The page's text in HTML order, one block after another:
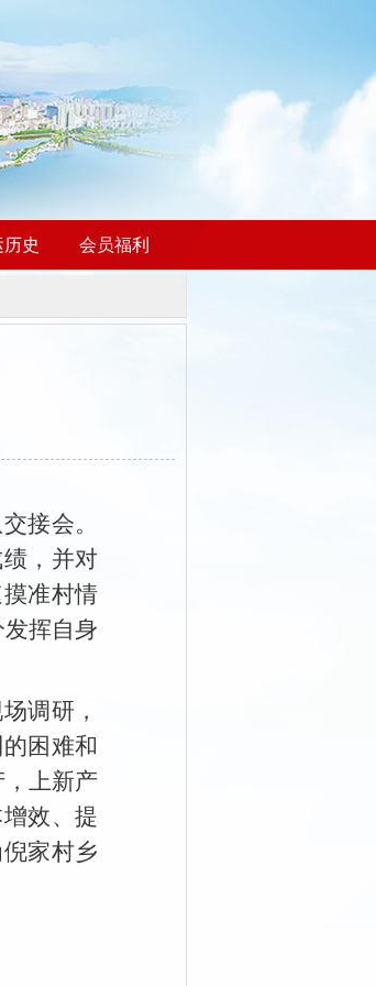
历史 会员福利
接会。
，并对
准村情
挥自身
调研，
困难和
上新产
效、提
家村乡